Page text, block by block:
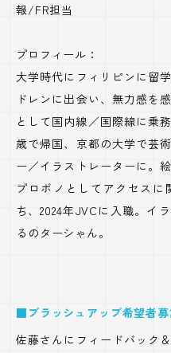
報/FR担当
プロフィール：
大学時代にフィリピンに留
ドレンに出会い、無力感を
として国内線／国際線に乗
歳で帰国、京都の大学で芸
ー／イラストレーターに。
プロボノとしてアクセスに
ち、2024年JVCに入職。イ
るのターシゃん。
■ブラッシュアップ希望者募
佐藤さんにフィードバック